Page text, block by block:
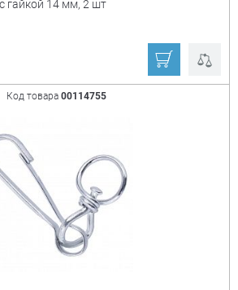
гайкой 14 мм, 2 шт
Код товара 00114755